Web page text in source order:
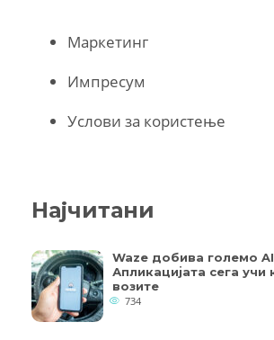
Маркетинг
Импресум
Услови за користење
Најчитани
Waze добива големо
Апликацијата сега учи
возите
734